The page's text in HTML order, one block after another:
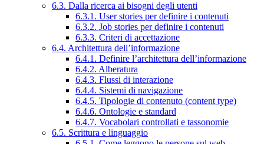
6.3. Dalla ricerca ai bisogni degli utenti
6.3.1. User stories per definire i contenuti
6.3.2. Job stories per definire i contenuti
6.3.3. Criteri di accettazione
6.4. Architettura dell’informazione
6.4.1. Definire l’architettura dell’informazione
6.4.2. Alberatura
6.4.3. Flussi di interazione
6.4.4. Sistemi di navigazione
6.4.5. Tipologie di contenuto (content type)
6.4.6. Ontologie e standard
6.4.7. Vocabolari controllati e tassonomie
6.5. Scrittura e linguaggio